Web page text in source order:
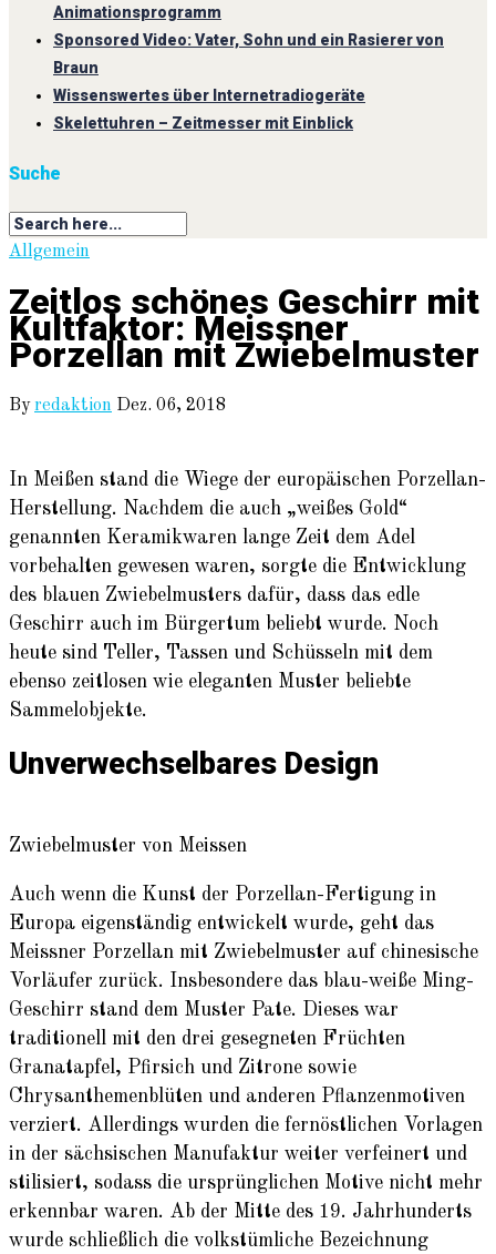
Animationsprogramm
Sponsored Video: Vater, Sohn und ein Rasierer von
Braun
Wissenswertes über Internetradiogeräte
Skelettuhren – Zeitmesser mit Einblick
Suche
Allgemein
Zeitlos schönes Geschirr mit
Kultfaktor: Meissner
Porzellan mit Zwiebelmuster
By redaktion Dez. 06, 2018
In Meißen stand die Wiege der europäischen Porzellan-
Herstellung. Nachdem die auch „weißes Gold“
genannten Keramikwaren lange Zeit dem Adel
vorbehalten gewesen waren, sorgte die Entwicklung
des blauen Zwiebelmusters dafür, dass das edle
Geschirr auch im Bürgertum beliebt wurde. Noch
heute sind Teller, Tassen und Schüsseln mit dem
ebenso zeitlosen wie eleganten Muster beliebte
Sammelobjekte.
Unverwechselbares Design
Zwiebelmuster von Meissen
Auch wenn die Kunst der Porzellan-Fertigung in
Europa eigenständig entwickelt wurde, geht das
Meissner Porzellan mit Zwiebelmuster auf chinesische
Vorläufer zurück. Insbesondere das blau-weiße Ming-
Geschirr stand dem Muster Pate. Dieses war
traditionell mit den drei gesegneten Früchten
Granatapfel, Pfirsich und Zitrone sowie
Chrysanthemenblüten und anderen Pflanzenmotiven
verziert. Allerdings wurden die fernöstlichen Vorlagen
in der sächsischen Manufaktur weiter verfeinert und
stilisiert, sodass die ursprünglichen Motive nicht mehr
erkennbar waren. Ab der Mitte des 19. Jahrhunderts
wurde schließlich die volkstümliche Bezeichnung